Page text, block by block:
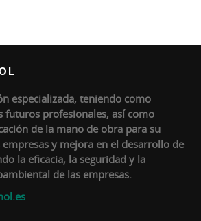
especializada, teniendo como
futuros profesionales, así como
de la mano de obra para su
y mejora en el desarrollo de
la eficacia, la seguridad y la
de las empresas.